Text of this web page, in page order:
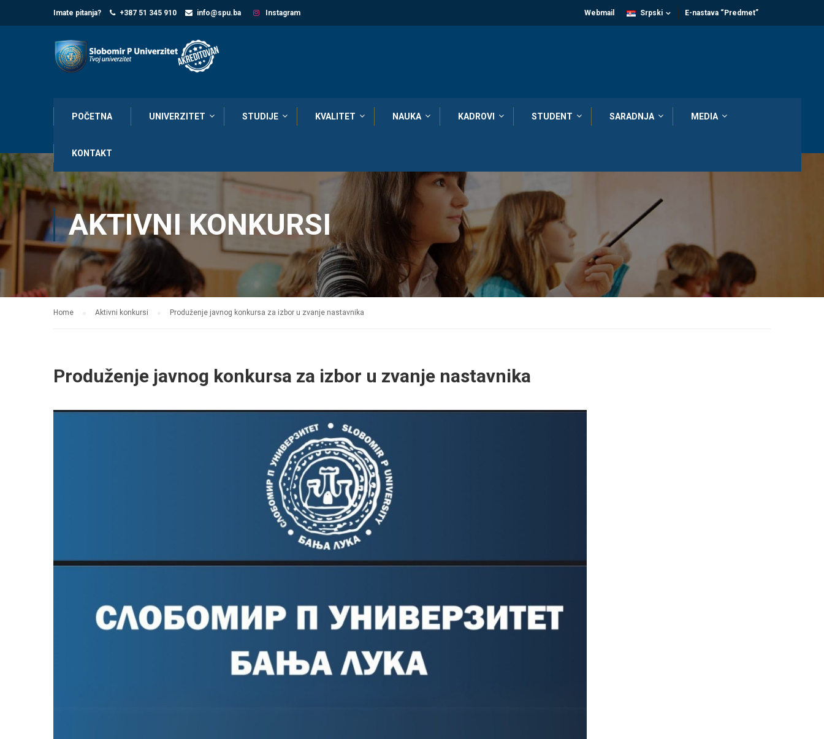
Imate pitanja? +387 51 345 910 info@spu.ba Instagram E-nastava “Predmet”
Srpski
Webmail
POČETNA UNIVERZITET STUDIJE KVALITET NAUKA KADROVI STUDENT SARADNJA MEDIA
KONTAKT
AKTIVNI KONKURSI
Home Aktivni konkursi Produženje javnog konkursa za izbor u zvanje nastavnika
Produženje javnog konkursa za izbor u zvanje nastavnika